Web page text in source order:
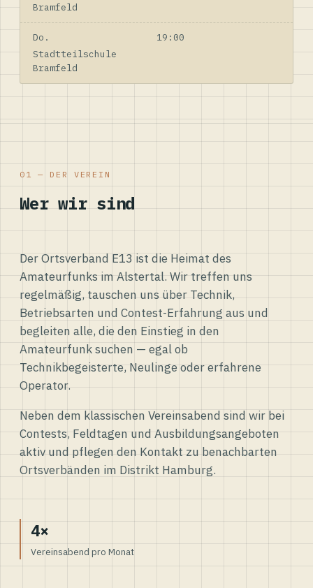
Bramfeld
Do.
19:00
Stadtteilschule
Bramfeld
01 — DER VEREIN
Wer wir sind
Der Ortsverband E13 ist die Heimat des
Amateurfunks im Alstertal. Wir treffen uns
regelmäßig, tauschen uns über Technik,
Betriebsarten und Contest-Erfahrung aus und
begleiten alle, die den Einstieg in den
Amateurfunk suchen — egal ob
Technikbegeisterte, Neulinge oder erfahrene
Operator.
Neben dem klassischen Vereinsabend sind wir bei
Contests, Feldtagen und Ausbildungsangeboten
aktiv und pflegen den Kontakt zu benachbarten
Ortsverbänden im Distrikt Hamburg.
4×
Vereinsabend pro Monat